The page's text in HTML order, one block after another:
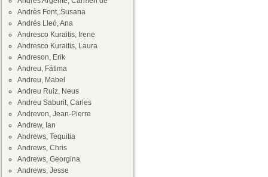
Andrès Font, Susana
Andrés Lleó, Ana
Andresco Kuraitis, Irene
Andresco Kuraitis, Laura
Andreson, Erik
Andreu, Fátima
Andreu, Mabel
Andreu Ruiz, Neus
Andreu Saburit, Carles
Andrevon, Jean-Pierre
Andrew, Ian
Andrews, Tequitia
Andrews, Chris
Andrews, Georgina
Andrews, Jesse